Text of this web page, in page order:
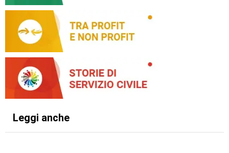
Leggi anche